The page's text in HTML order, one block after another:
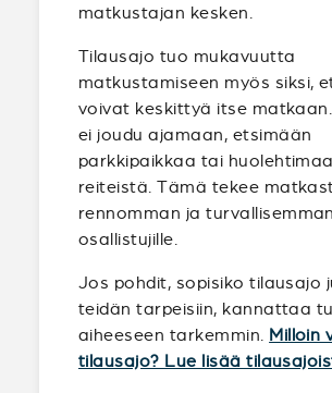
matkustajan kesken.
Tilausajo tuo mukavuutta
matkustamiseen myös siksi,
voivat keskittyä itse
ei joudu ajamaan, etsimään
parkkipaikkaa tai
reiteistä. Tämä tekee
rennomman ja
osallistujille.
Jos pohdit, sopisiko tilausajo
teidän tarpeisiin, kannattaa
aiheeseen tarkemmin. Milloin
tilausajo? Lue lisää